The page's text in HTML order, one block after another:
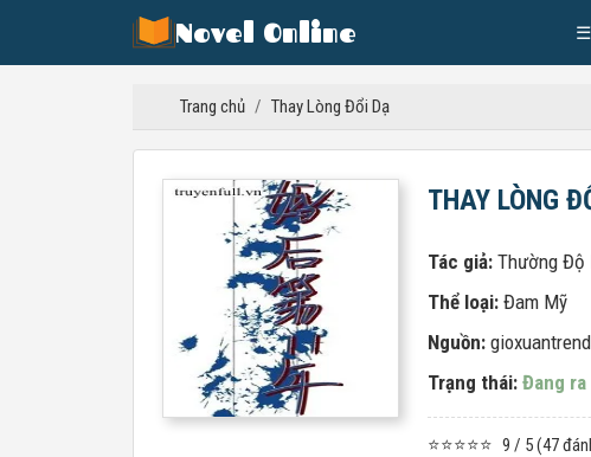
Novel Online ☰
Trang chủ / Thay Lòng Đổi Dạ
THAY LÒNG
Tác giả: Thường Độ
Thể loại: Đam Mỹ
Nguồn:
Trạng thái: Đang ra
⭐⭐⭐⭐⭐ 9 / 5 (47